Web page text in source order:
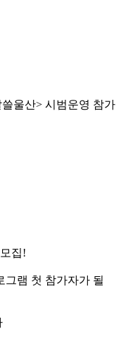
울산> 시범운영 참가
집!
그램 첫 참가자가 될